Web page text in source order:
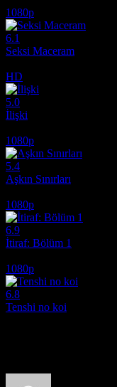
1080p
6.1
Seksi Maceram
HD
5.0
İlişki
1080p
5.4
Aşkın Sınırları
1080p
6.9
İtiraf: Bölüm 1
1080p
6.8
Tenshi no koi